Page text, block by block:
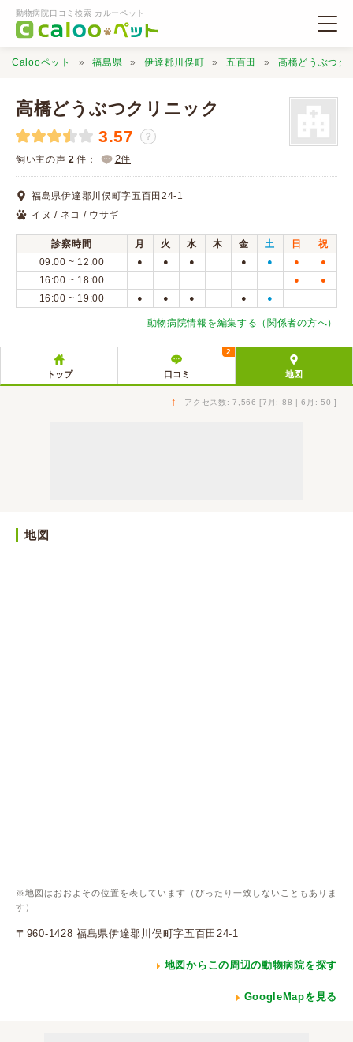
動物病院口コミ検索 カルーペット
動物病院検索
口コミ検索
Calooペットとは？
口コミ投稿
Calooペット 福島県 伊達郡川俣町 五百田 高橋どうぶつク
高橋どうぶつクリニック
3.57 ？
飼い主の声 2 件： 2件
福島県伊達郡川俣町字五百田24-1
イヌ / ネコ / ウサギ
診察時間 月 火 水 木 金 土 日
祝
09:00 ~ 12:00
● ● ● ● ● ● ●
16:00 ~ 18:00 ● ●
16:00 ~ 19:00 ● ● ● ● ●
動物病院情報を編集する（関係者の方へ）
トップ 口コミ
2
地図
↑ アクセス数: 7,566 [7月: 88 | 6月: 50 ]
地図
※地図はおおよその位置を表しています（ぴったり一致しないこともありま
す）
〒960-1428 福島県伊達郡川俣町字五百田24-1
地図からこの周辺の動物病院を探す
GoogleMapを見る